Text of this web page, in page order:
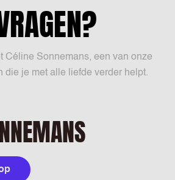
Céline Sonnemans, een van onze
die je met alle liefde verder helpt.